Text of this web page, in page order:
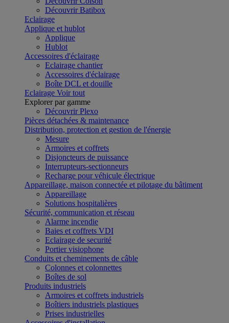
Découvrir Batibox
Eclairage
Applique et hublot
Applique
Hublot
Accessoires d'éclairage
Eclairage chantier
Accessoires d'éclairage
Boîte DCL et douille
Eclairage Voir tout
Explorer par gamme
Découvrir Plexo
Pièces détachées & maintenance
Distribution, protection et gestion de l'énergie
Mesure
Armoires et coffrets
Disjoncteurs de puissance
Interrupteurs-sectionneurs
Recharge pour véhicule électrique
Appareillage, maison connectée et pilotage du bâtiment
Appareillage
Solutions hospitalières
Sécurité, communication et réseau
Alarme incendie
Baies et coffrets VDI
Eclairage de securité
Portier visiophone
Conduits et cheminements de câble
Colonnes et colonnettes
Boîtes de sol
Produits industriels
Armoires et coffrets industriels
Boîtiers industriels plastiques
Prises industrielles